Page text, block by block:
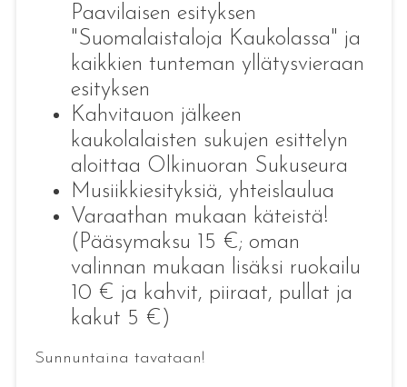
Paavilaisen esityksen
"Suomalaistaloja Kaukolassa" ja
kaikkien tunteman yllätysvieraan
esityksen
Kahvitauon jälkeen
kaukolalaisten sukujen esittelyn
aloittaa Olkinuoran Sukuseura
Musiikkiesityksiä, yhteislaulua
Varaathan mukaan käteistä!
(Pääsymaksu 15 €; oman
valinnan mukaan lisäksi ruokailu
10 € ja kahvit, piiraat, pullat ja
kakut 5 €)
Sunnuntaina tavataan!